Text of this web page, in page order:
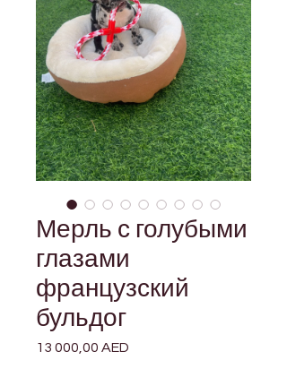
Мерль с голубыми
глазами
французский
бульдог
13 000,00 AED